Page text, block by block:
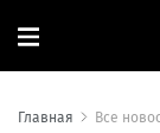
Главная Все